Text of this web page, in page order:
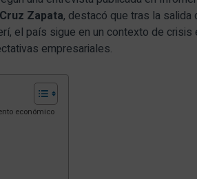
Zapata, destacó que tras la salida
el país sigue en un contexto de crisis
empresariales.​
económico